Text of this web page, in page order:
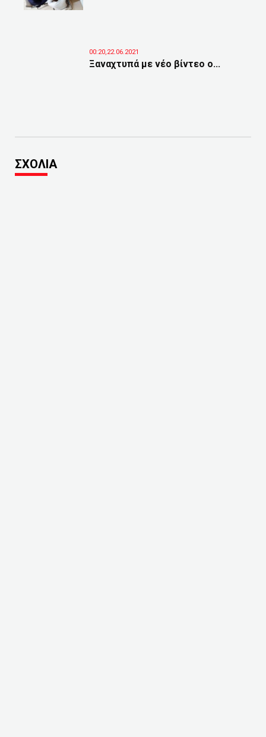
00:20,22.06.2021
Ξαναχτυπά με νέο βίντεο ο...
ΣΧΟΛΙΑ